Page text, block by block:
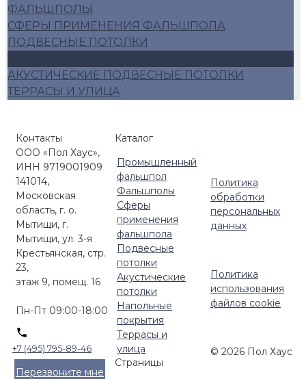
ФАЛЬШПОЛЫ
СФЕРЫ ПРИМЕНЕНИЯ ФАЛЬШПОЛА
ПОДВЕСНЫЕ ПОТОЛКИ
АКУСТИЧЕСКИЕ ПОДВЕСНЫЕ ПОТОЛКИ
ТЕРРАСЫ И УЛИЦА
Контакты
ООО «Пол Хаус»,
ИНН 9719001909
141014,
Московская
область, г. о.
Мытищи, г.
Мытищи, ул. 3-я
Крестьянская, стр.
23,
этаж 9, помещ. 16
Пн-Пт 09:00-18:00
+7 (495) 795-89-46
Перезвоните мне
Каталог
Промышленный
фальшпол
Фальшполы
Сферы
применения
фальшпола
Подвесные
потолки
Акустические
потолки
Напольные
покрытия
Террасы и
улица
Страницы
Политика
обработки
персональных
данных
Политика
использования
файлов cookie
© 2026 Пол Хаус